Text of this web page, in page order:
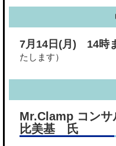
7月14日(月) 14時
たします）
Mr.Clamp コン
比美基 氏